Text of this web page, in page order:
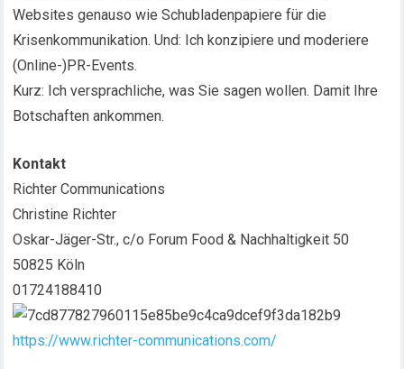
Websites genauso wie Schubladenpapiere für die
Krisenkommunikation. Und: Ich konzipiere und moderiere
(Online-)PR-Events.
Kurz: Ich versprachliche, was Sie sagen wollen. Damit Ihre
Botschaften ankommen.
Kontakt
Richter Communications
Christine Richter
Oskar-Jäger-Str., c/o Forum Food & Nachhaltigkeit 50
50825 Köln
01724188410
https://www.richter-communications.com/